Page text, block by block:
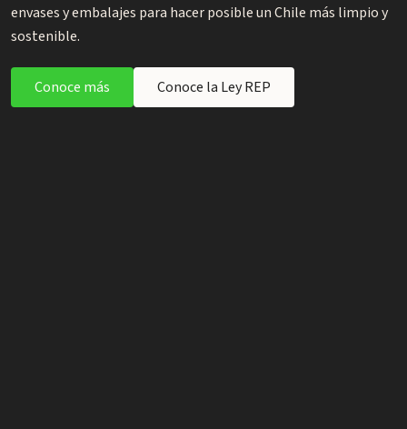
envases y embalajes para hacer posible un Chile más limpio y
sostenible.
Conoce más Conoce la Ley REP
Ver Licitaciones
Ir al Portal